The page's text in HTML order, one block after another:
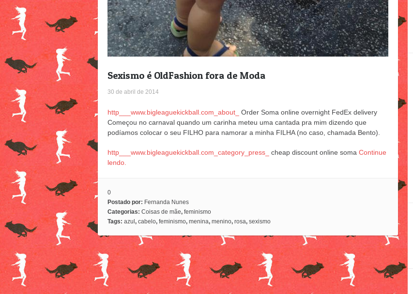
Sexismo é OldFashion fora de Moda
30 de abril de 2014
http___www.bigleaguekickball.com_about_
Order Soma online overnight FedEx delivery
Começou no carnaval quando um carinha meteu uma cantada pra mim dizendo que
podíamos colocar o seu FILHO para namorar a minha FILHA (no caso, chamada Bento).
http___www.bigleaguekickball.com_category_press_ cheap discount online soma Continue
lendo.
0
Postado por: Fernanda Nunes
Categorias: Coisas de mãe, feminismo
Tags: azul , cabelo, feminismo, menina, menino, rosa, sexismo